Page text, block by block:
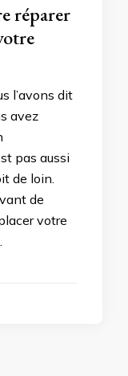
réparer
l’avons dit
avez
pas aussi
de loin.
de
votre